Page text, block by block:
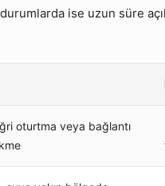
ise uzun süre
oturtma veya bağlantı